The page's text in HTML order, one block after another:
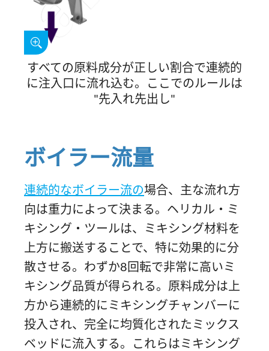
すべての原料成分が正しい割合で連続的
に注入口に流れ込む。ここでのルールは
"先入れ先出し"
ボイラー流量
連続的なボイラー流の場合、主な流れ方
向は重力によって決まる。ヘリカル・ミ
キシング・ツールは、ミキシング材料を
上方に搬送することで、特に効果的に分
散させる。わずか8回転で非常に高いミ
キシング品質が得られる。原料成分は上
方から連続的にミキシングチャンバーに
投入され、完全に均質化されたミックス
ベッドに流入する。これらはミキシング